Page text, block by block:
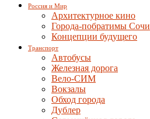
Россия и Мир
Архитектурное кино
Города-побратимы Сочи
Концепции будущего
Транспорт
Автобусы
Железная дорога
Вело-СИМ
Вокзалы
Обход города
Дублер